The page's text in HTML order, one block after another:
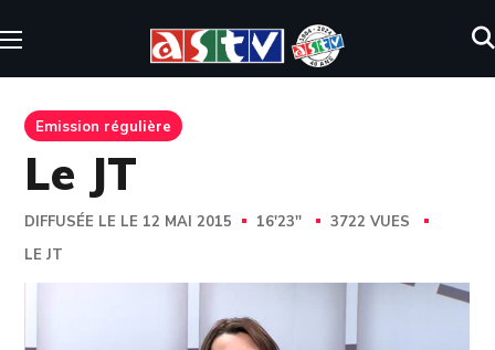
Emission régulière
Le JT
DIFFUSÉE LE LE 12 MAI 2015 16'23''
3722 VUES
LE JT